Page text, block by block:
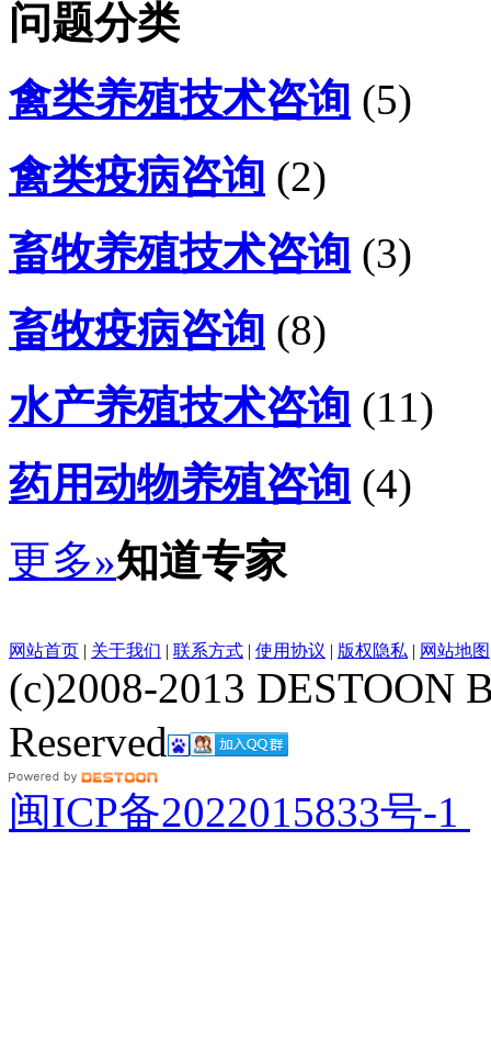
问题分类
禽类养殖技术咨询 (5)
禽类疫病咨询 (2)
畜牧养殖技术咨询 (3)
畜牧疫病咨询 (8)
水产养殖技术咨询 (11)
药用动物养殖咨询 (4)
更多»知道专家
网站首页 | 关于我们 | 联系方式 | 使用协议 | 版权隐私 | 网站地图
(c)2008-2013 DESTOON
Reserved
闽ICP备2022015833号-1